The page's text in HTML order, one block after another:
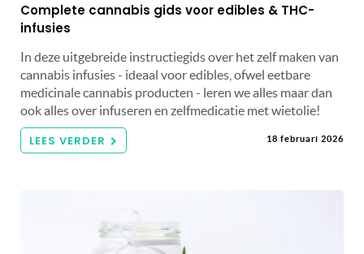
Complete cannabis gids voor edibles & THC-
infusies
In deze uitgebreide instructiegids over het zelf maken van
cannabis infusies - ideaal voor edibles, ofwel eetbare
medicinale cannabis producten - leren we alles maar dan
ook alles over infuseren en zelfmedicatie met wietolie!
LEES VERDER 18 februari 2026